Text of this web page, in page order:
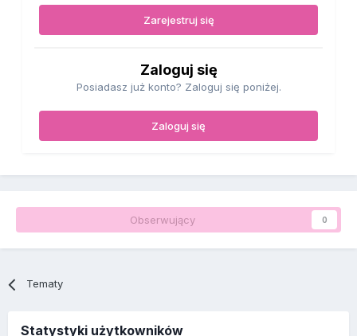
Zarejestruj się
Zaloguj się
Posiadasz już konto? Zaloguj się poniżej.
Zaloguj się
Obserwujący 0
Tematy
Statystyki użytkowników